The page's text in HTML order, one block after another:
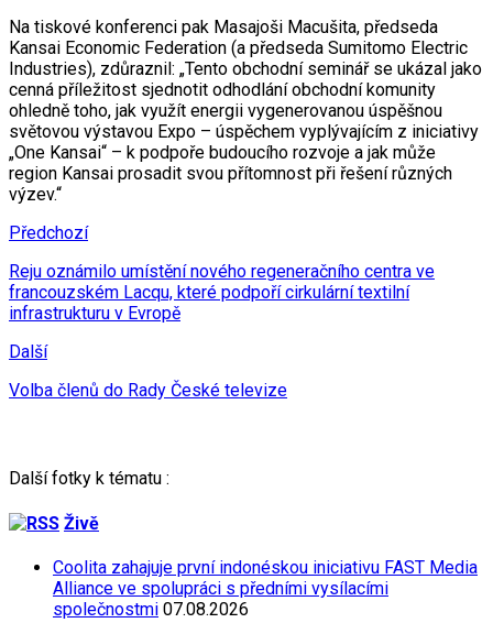
Na tiskové konferenci pak Masajoši Macušita, předseda
Kansai Economic Federation (a předseda Sumitomo Electric
Industries), zdůraznil: „Tento obchodní seminář se ukázal jako
cenná příležitost sjednotit odhodlání obchodní komunity
ohledně toho, jak využít energii vygenerovanou úspěšnou
světovou výstavou Expo – úspěchem vyplývajícím z iniciativy
„One Kansai“ – k podpoře budoucího rozvoje a jak může
region Kansai prosadit svou přítomnost při řešení různých
výzev.“
Předchozí
Reju oznámilo umístění nového regeneračního centra ve
francouzském Lacqu, které podpoří cirkulární textilní
infrastrukturu v Evropě
Další
Volba členů do Rady České televize
Další fotky k tématu :
Živě
Coolita zahajuje první indonéskou iniciativu FAST Media
Alliance ve spolupráci s předními vysílacími
společnostmi 07.08.2026